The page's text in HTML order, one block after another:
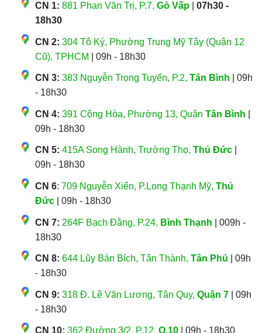
CN 1: 881 Phan Văn Trị, P.7, Gò Vấp
07h30 -
18h30
CN 2: 304 Tô Ký, Phường Trung Mỹ Tây (Quận 12
Cũ), TPHCM
| 09h - 18h30
CN 3: 383 Nguyễn Trọng Tuyển, P.2, Tân Bình | 09h
- 18h30
CN 4: 391 Cộng Hòa, Phường 13, Quận Tân Bình
09h - 18h30
CN 5: 415A Song Hành, Trường Thọ, Thủ Đức
09h - 18h30
CN 6: 709 Nguyễn Xiển, P.Long Thạnh Mỹ, Thủ
Đức | 09h - 18h30
CN 7: 264F Bạch Đằng, P.24, Bình Thạnh | 009h -
18h30
CN 8: 644 Lũy Bán Bích, Tân Thành, Tân Phú | 09h
- 18h30
CN 9: 318 Đ. Lê Văn Lương, Tân Quy, Quận 7 | 09h
- 18h30
CN 10: 362 Đường 3/2, P.12, Q.10 | 09h - 18h30